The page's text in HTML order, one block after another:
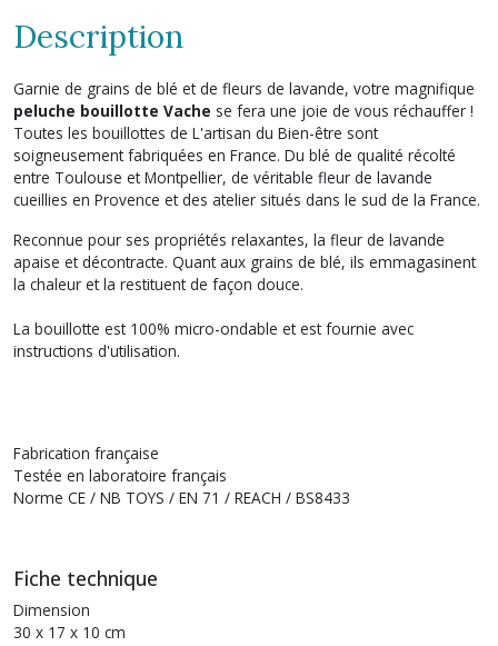
Description
Garnie de grains de blé et de fleurs de lavande, votre magnifique
peluche bouillotte Vache se fera une joie de vous réchauffer !
Toutes les bouillottes de L'artisan du Bien-être sont
soigneusement fabriquées en France. Du blé de qualité récolté
entre Toulouse et Montpellier, de véritable fleur de lavande
cueillies en Provence et des atelier situés dans le sud de la France.
Reconnue pour ses propriétés relaxantes, la fleur de lavande
apaise et décontracte. Quant aux grains de blé, ils emmagasinent
la chaleur et la restituent de façon douce.
La bouillotte est 100% micro-ondable et est fournie avec
instructions d'utilisation.
Fabrication française
Testée en laboratoire français
Norme CE / NB TOYS / EN 71 / REACH / BS8433
Fiche technique
Dimension
30 x 17 x 10 cm